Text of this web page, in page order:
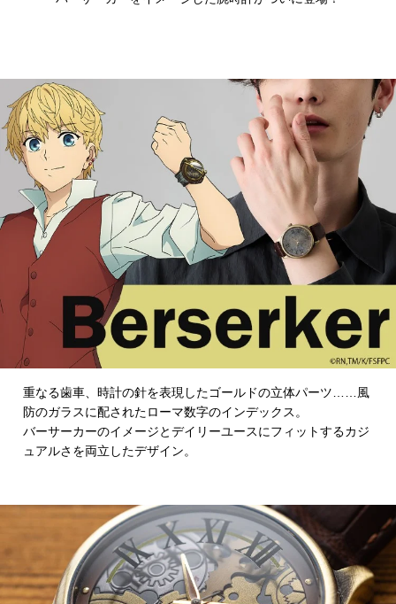
重なる歯車、時計の針を表現したゴールドの立体パーツ……風
防のガラスに配されたローマ数字のインデックス。
バーサーカーのイメージとデイリーユースにフィットするカジ
ュアルさを両立したデザイン。